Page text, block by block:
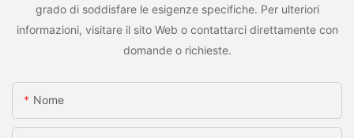
grado di soddisfare le esigenze specifiche. Per ulteriori
informazioni, visitare il sito Web o contattarci direttamente con
domande o richieste.
Nome